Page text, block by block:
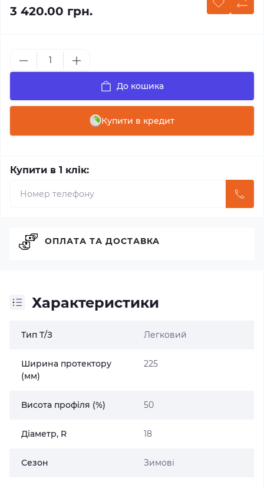
3 420.00 грн.
До кошика
Купити в кредит
Купити в 1 клік:
Характеристики
Тип Т/З Легковий
Ширина протектору
(мм)
225
Висота профіля (%) 50
Діаметр, R 18
Сезон Зимові
ОПЛАТА ТА ДОСТАВКА